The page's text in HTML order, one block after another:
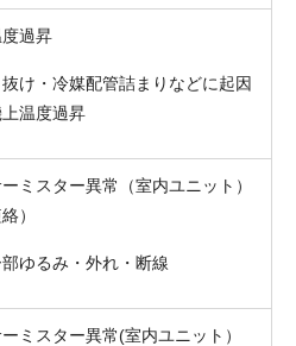
過昇
け・冷媒配管詰まりなどに起因
温度過昇
ミスター異常（室内ユニット）
）
ゆるみ・外れ・断線
ミスター異常(室内ユニット）